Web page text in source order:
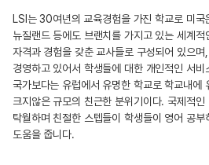
LSI는 30여년의 교육경험을 가진 학교로 미국
뉴질랜드 등에도 브랜치를 가지고 있는 세계적
자격과 경험을 갖춘 교사들로 구성되어 있으
경영하고 있어서 학생들에 대한 개인적인 서
국가보다는 유럽에서 유명한 학교로 학교내에
크지않은 규모의 친근한 분위기이다. 국제적
탁월하며 친절한 스텝들이 학생들이 영어 공
도움을 줍니다.